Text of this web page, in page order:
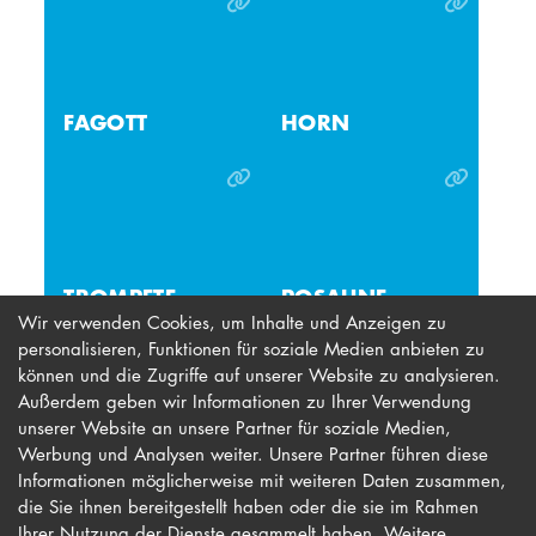
FAGOTT HORN
TROM­PETE POSAUNE
Impressum
Datenschutz
Newsletter
Barrierefreiheit
Wir verwenden Cookies, um Inhalte und Anzeigen zu
personalisieren, Funktionen für soziale Medien anbieten zu
können und die Zugriffe auf unserer Website zu analysieren.
Außerdem geben wir Informationen zu Ihrer Verwendung
unserer Website an unsere Partner für soziale Medien,
Werbung und Analysen weiter. Unsere Partner führen diese
Informationen möglicherweise mit weiteren Daten zusammen,
die Sie ihnen bereitgestellt haben oder die sie im Rahmen